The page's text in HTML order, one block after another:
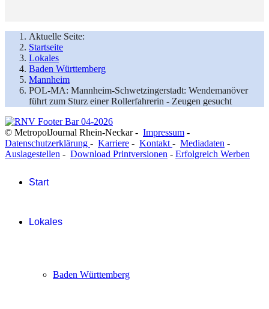
Aktuelle Seite:
Startseite
Lokales
Baden Württemberg
Mannheim
POL-MA: Mannheim-Schwetzingerstadt: Wendemanöver
führt zum Sturz einer Rollerfahrerin - Zeugen gesucht
© MetropolJournal Rhein-Neckar - Impressum -
Datenschutzerklärung - Karriere - Kontakt - Mediadaten -
Auslagestellen - Download Printversionen - Erfolgreich Werben
Start
Lokales
Baden Württemberg